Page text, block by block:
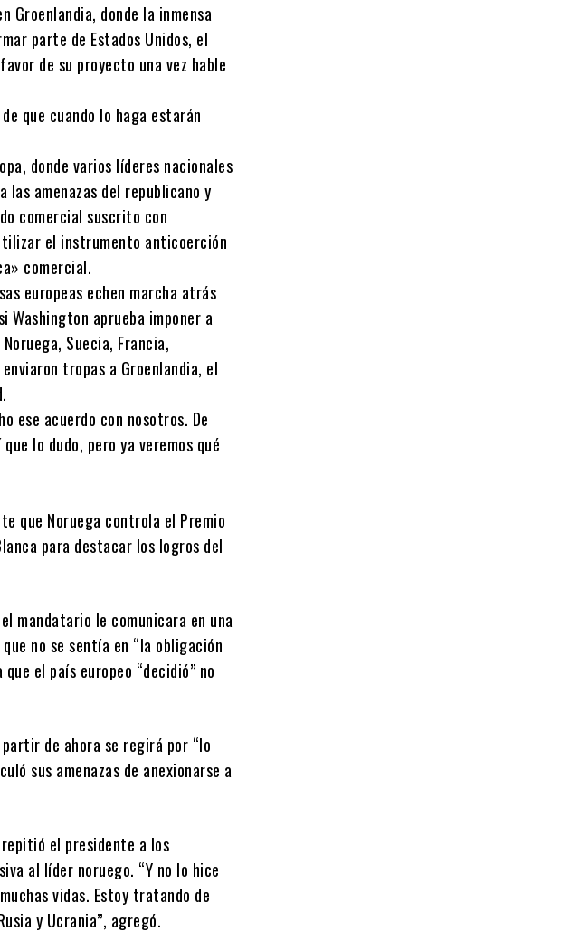
Groenlandia, donde la inmensa
parte de Estados Unidos, el
de su proyecto una vez hable
que cuando lo haga estarán
donde varios líderes nacionales
las amenazas del republicano y
comercial suscrito con
el instrumento anticoerción
comercial.
europeas echen marcha atrás
Washington aprueba imponer a
Suecia, Francia,
tropas a Groenlandia, el
ese acuerdo con nosotros. De
lo dudo, pero ya veremos qué
que Noruega controla el Premio
para destacar los logros del
mandatario le comunicara en una
no se sentía en “la obligación
el país europeo “decidió” no
de ahora se regirá por “lo
sus amenazas de anexionarse a
el presidente a los
al líder noruego. “Y no lo hice
vidas. Estoy tratando de
y Ucrania”, agregó.